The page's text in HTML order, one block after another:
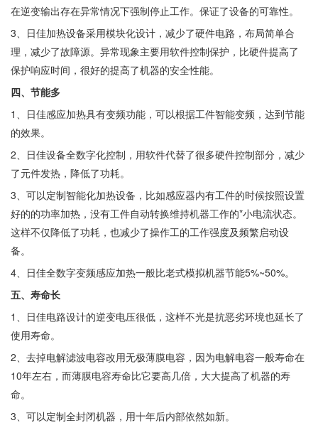
在逆变输出存在异常情况下强制停止工作。保证了设备的可靠性。
3、日佳加热设备采用模块化设计，减少了硬件电路，布局简单合
理，减少了故障源。异常现象主要用软件控制保护，比硬件提高了
保护响应时间，很好的提高了机器的安全性能。
四、节能多
1、日佳感应加热具有变频功能，可以根据工件智能变频，达到节能
的效果。
2、日佳设备全数字化控制，用软件代替了很多硬件控制部分，减少
了元件发热，降低了功耗。
3、可以定制智能化加热设备，比如感应器内有工件的时候按照设置
好的的功率加热，没有工件自动转换维持机器工作的*小电流状态。
这样不仅降低了功耗，也减少了操作工的工作强度及频繁启动设
备。
4、日佳全数字变频感应加热一般比老式模拟机器节能5%~50%。
五、寿命长
1、日佳电路设计的逆变电压很低，这样不光是抗恶劣环境也延长了
使用寿命。
2、去掉电解滤波电容改用无极薄膜电容，因为电解电容一般寿命在
10年左右，而薄膜电容寿命比它要高几倍，大大提高了机器的寿
命。
3、可以定制全封闭机器，用十年后内部依然如新。